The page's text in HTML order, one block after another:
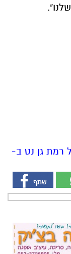
רמת גן נט ב-